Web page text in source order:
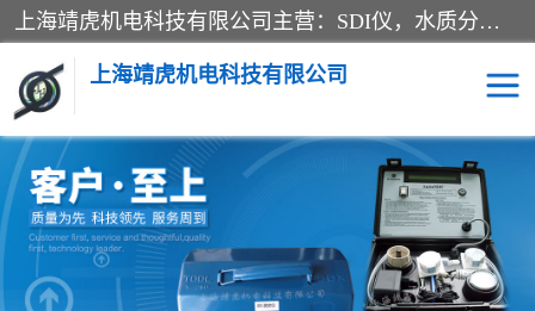
上海靖虎机电科技有限公司主营：SDI仪，水质分析仪，水质检测仪产品；上海靖虎机电科技有限公司在专业制造和研发等方面的强大的平台优势，利用自身在自动化仪表、自控系统及环保监测仪器的专长，以优良的技术，优越的产品质量和良好的服务质量与广大客户真诚合作。
上海靖虎机电科技有限公司
SDI仪 过滤膜过滤纸
PH电导测试笔 水质分析仪